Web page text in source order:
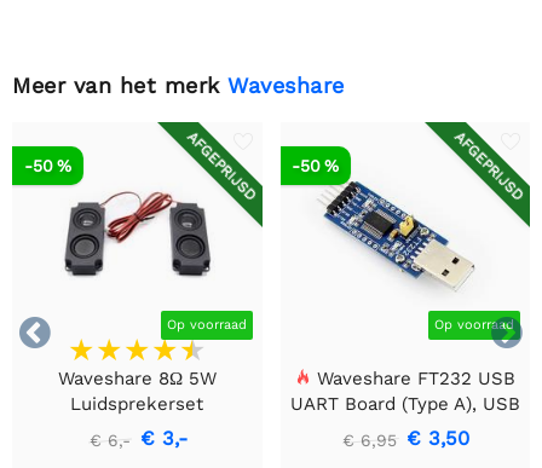
Meer van het merk Waveshare


AFGEPRIJSD
Op voorraad
-50 %
Waveshare 8Ω 5W
Luidsprekerset
€ 6,- € 3,-
AFGEPRIJSD
Op voorraad
-50 %
Waveshare FT232 USB
UART Board (Type A), USB
naar TTL (UART)
Communicatiemodule
€ 6,95 € 3,50